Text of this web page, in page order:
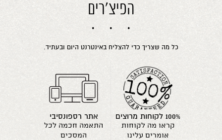
הפיצ'רים
כל מה שצריך כדי להצליח באינטרנט היום ובעתיד.
100% לקוחות מרוצים
קראו מה לקוחות
אומרים עלינו
אתר רספונסיבי
התאמה חכמה לכל
המסכים